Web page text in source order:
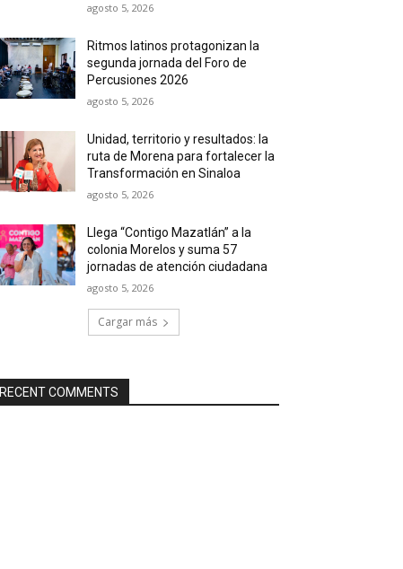
agosto 5, 2026
Ritmos latinos protagonizan la
segunda jornada del Foro de
Percusiones 2026
agosto 5, 2026
Unidad, territorio y resultados: la
ruta de Morena para fortalecer la
Transformación en Sinaloa
agosto 5, 2026
Llega “Contigo Mazatlán” a la
colonia Morelos y suma 57
jornadas de atención ciudadana
agosto 5, 2026
Cargar más
RECENT COMMENTS